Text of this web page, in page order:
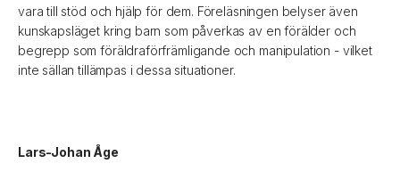
vara till stöd och hjälp för dem. Föreläsningen belyser även
kunskapsläget kring barn som påverkas av en förälder och
begrepp som föräldraförfrämligande och manipulation - vilket
inte sällan tillämpas i dessa situationer.
Lars-Johan Åge